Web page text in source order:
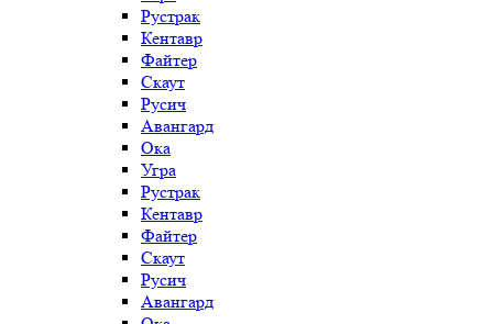
Рустрак
Кентавр
Файтер
Скаут
Русич
Авангард
Ока
Угра
Рустрак
Кентавр
Файтер
Скаут
Русич
Авангард